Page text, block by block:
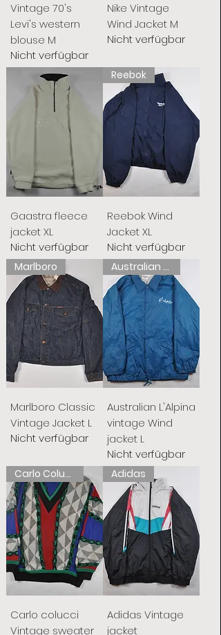
Vintage 70's
Levi's western
blouse M
Nicht verfügbar
Nike Vintage
Wind Jacket M
Nicht verfügbar
Gaastra fleece
jacket XL
Nicht verfügbar
Reebok
Reebok Wind
Jacket XL
Nicht verfügbar
Marlboro
Marlboro Classic
Vintage Jacket L
Nicht verfügbar
Australian L'Alpina
Australian L'Alpina
vintage Wind
jacket L
Nicht verfügbar
Carlo Colucci
Carlo colucci
Vintage sweater
Adidas
Adidas Vintage
jacket